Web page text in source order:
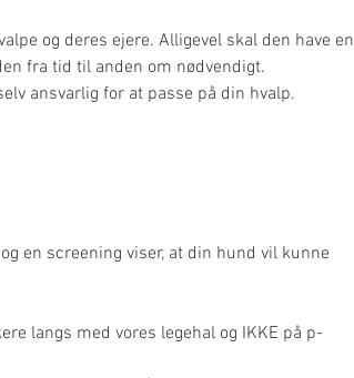
og deres ejere. Alligevel skal den have en
fra tid til anden om nødvendigt.
ansvarlig for at passe på din hvalp.
en screening viser, at din hund vil kunne
langs med vores legehal og IKKE på p-